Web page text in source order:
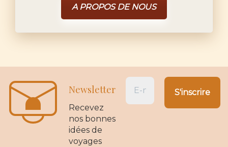
A PROPOS DE NOUS
Newsletter
Recevez
nos bonnes
idées de
voyages